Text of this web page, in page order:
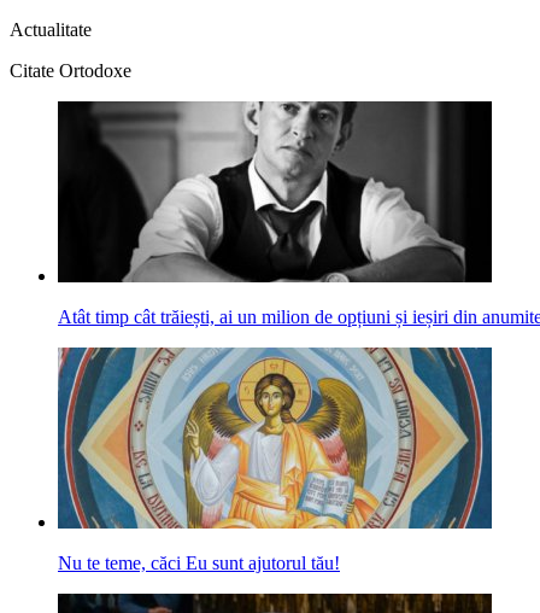
Actualitate
Citate Ortodoxe
Atât timp cât trăiești, ai un milion de opțiuni și ieșiri din
Nu te teme, căci Eu sunt ajutorul tău!